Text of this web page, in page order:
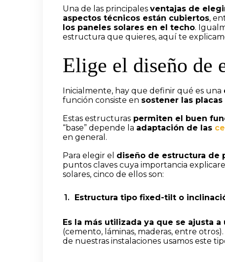
Una de las principales ventajas de
aspectos técnicos están cubiertos,
los paneles solares en el techo.
estructura que quieres, aquí te
Elige el diseño de
Inicialmente, hay que definir qué es una
función consiste en sostener las
Estas estructuras permiten el buen
“base” depende la adaptación de las
en general.
Para elegir el diseño de estructura de
puntos claves cuya importancia
solares, cinco de ellos son:
Estructura tipo fixed-tilt o
Es la más utilizada ya que se ajusta
(cemento, láminas, maderas, entre
de nuestras instalaciones usamos este